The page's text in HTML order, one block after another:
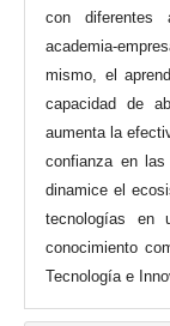
con diferentes
academia-
mismo, el
capacidad de
aumenta la
confianza en
dinamice el
tecnologías en
conocimiento
Tecnología e